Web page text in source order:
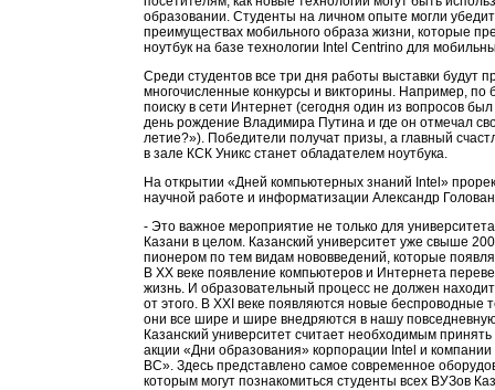
образовании. Студенты на личном опыте могли
преимуществах мобильного образа жизни, которые
ноутбук на базе технологии Intel Centrino для
Среди студентов все три дня работы выставки будут
многочисленные конкурсы и викторины. Например, по
поиску в сети Интернет (сегодня один из вопросов был
день рождение Владимира Путина и где он отмечал
летие?»). Победители получат призы, а главный
в зале КСК Уникс станет обладателем ноутбука.
На открытии «Дней компьютерных знаний Intel»
научной работе и информатизации Александр
- Это важное мероприятие не только для
Казани в целом. Казанский университет уже свыше
пионером по тем видам нововведений, которые
В XX веке появление компьютеров и Интернета
жизнь. И образовательный процесс не должен
от этого. В XXI веке появляются новые беспроводные
они все шире и шире внедряются в нашу
Казанский университет считает необходимым принять
акции «Дни образования» корпорации Intel и
ВС». Здесь представлено самое современное
которым могут познакомиться студенты всех ВУЗов